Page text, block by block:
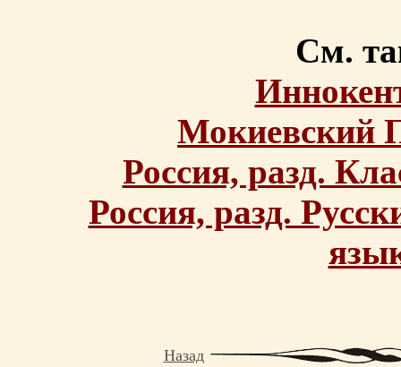
См.
Мокиевский
Россия, разд.
Россия, разд.
Назад